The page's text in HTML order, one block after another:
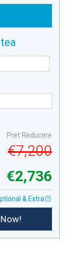
Pret Reducere
€7,200
€2,736
& Extra